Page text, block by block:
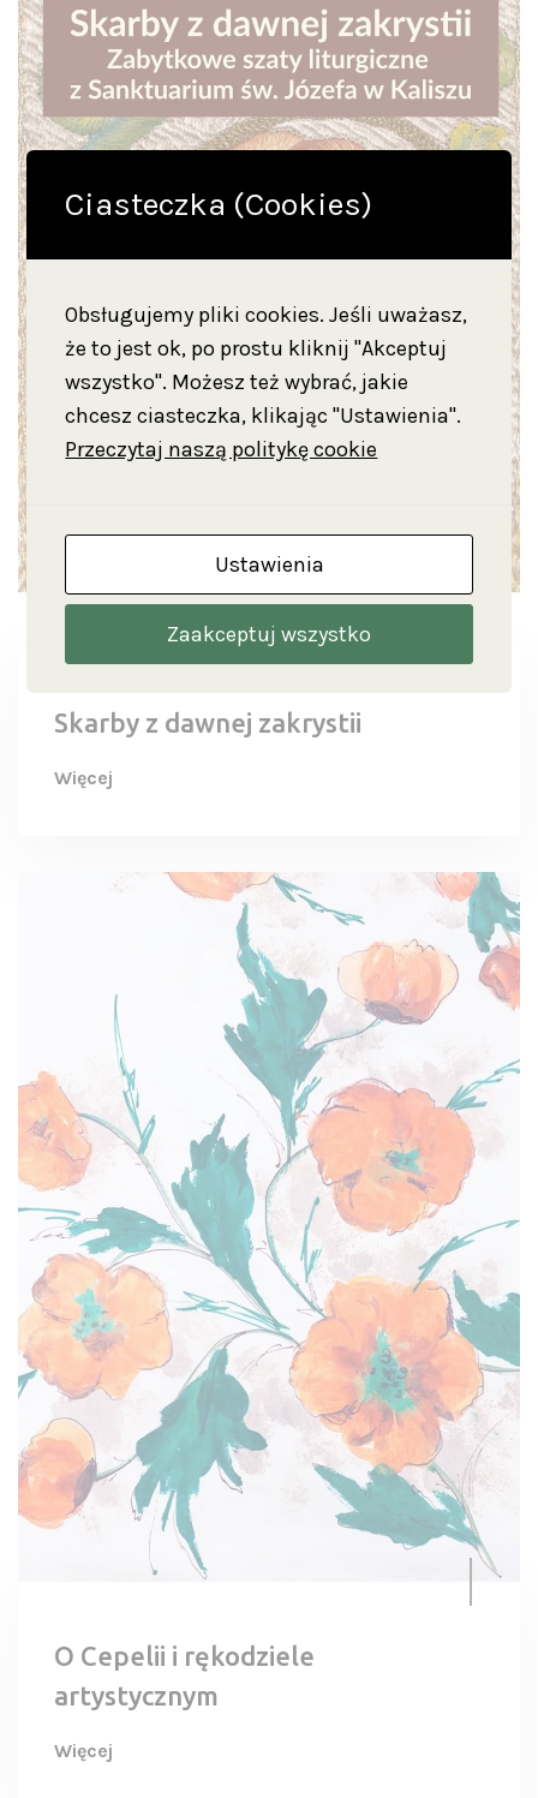
Skarby z dawnej zakrystii
Więcej
O Cepelii i rękodziele
artystycznym
Więcej
Ciasteczka (Cookies)
Obsługujemy pliki cookies. Jeśli uważasz,
że to jest ok, po prostu kliknij "Akceptuj
wszystko". Możesz też wybrać, jakie
chcesz ciasteczka, klikając "Ustawienia".
Przeczytaj naszą politykę cookie
Ustawienia
Zaakceptuj wszystko